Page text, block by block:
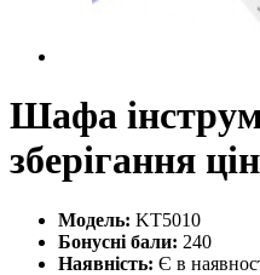
Шафа
зберігання
Модель: KT5010
Бонусні бали: 240
Наявність: Є в